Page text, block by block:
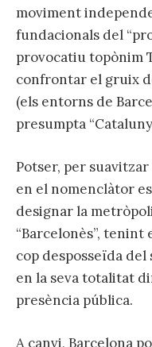
moviment
fundacionals del
provocatiu topònim
confrontar el gruix
(els entorns de
presumpta
Potser, per suavitzar
en el nomenclàtor
designar la
“Barcelonès”, tenint
cop desposseïda
en la seva totalitat
presència pública.
A canvi, Barcelona